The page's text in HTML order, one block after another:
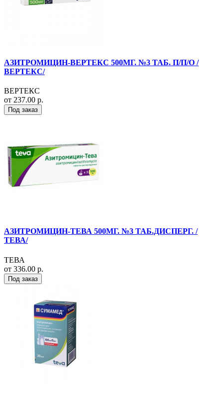
АЗИТРОМИЦИН-ВЕРТЕКС 500МГ. №3 ТАБ. П/П/О /
ВЕРТЕКС/
ВЕРТЕКС
от 237.00 р.
Под заказ
АЗИТРОМИЦИН-ТЕВА 500МГ. №3 ТАБ.ДИСПЕРГ. /
ТЕВА/
ТЕВА
от 336.00 р.
Под заказ